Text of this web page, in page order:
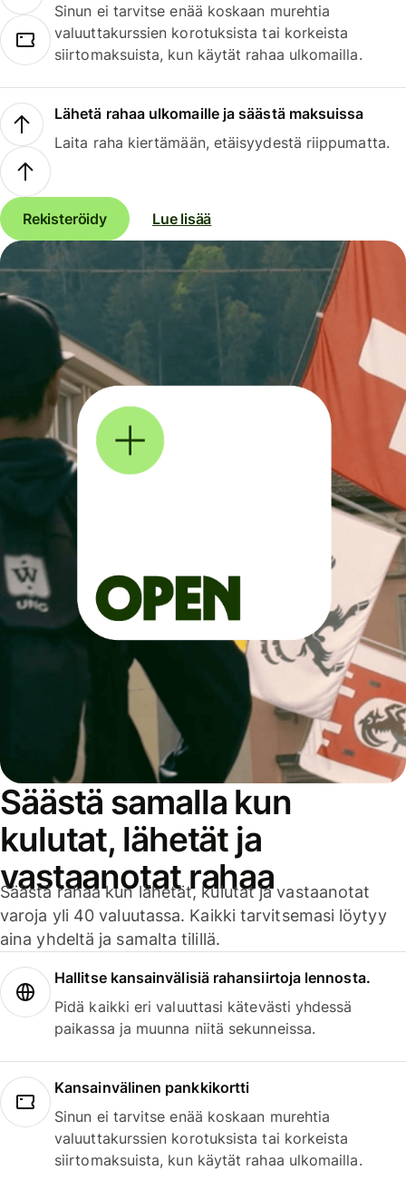
Sinun ei tarvitse enää koskaan murehtia
valuuttakurssien korotuksista tai korkeista
siirtomaksuista, kun käytät rahaa ulkomailla.
Lähetä rahaa ulkomaille ja säästä maksuissa
Laita raha kiertämään, etäisyydestä riippumatta.
Rekisteröidy Lue lisää
Säästä samalla kun
kulutat, lähetät ja
vastaanotat rahaa
Säästä rahaa kun lähetät, kulutat ja vastaanotat
varoja yli 40 valuutassa. Kaikki tarvitsemasi löytyy
aina yhdeltä ja samalta tilillä.
Hallitse kansainvälisiä rahansiirtoja lennosta.
Pidä kaikki eri valuuttasi kätevästi yhdessä
paikassa ja muunna niitä sekunneissa.
Kansainvälinen pankkikortti
Sinun ei tarvitse enää koskaan murehtia
valuuttakurssien korotuksista tai korkeista
siirtomaksuista, kun käytät rahaa ulkomailla.